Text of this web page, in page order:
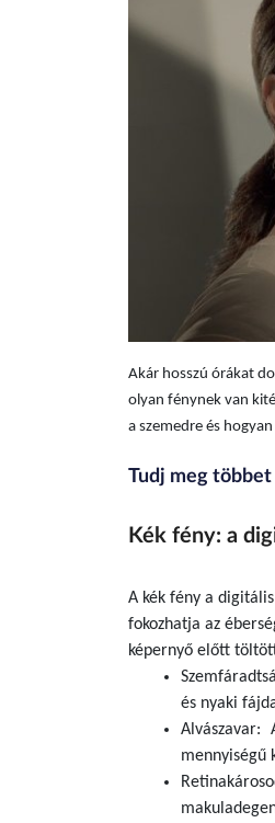
Akár hosszú órákat
olyan fénynek van
a szemedre és
Tudj meg többet
Kék fény: a
A kék fény a
fokozhatja az
képernyő előtt
és nyaki
mennyiségű